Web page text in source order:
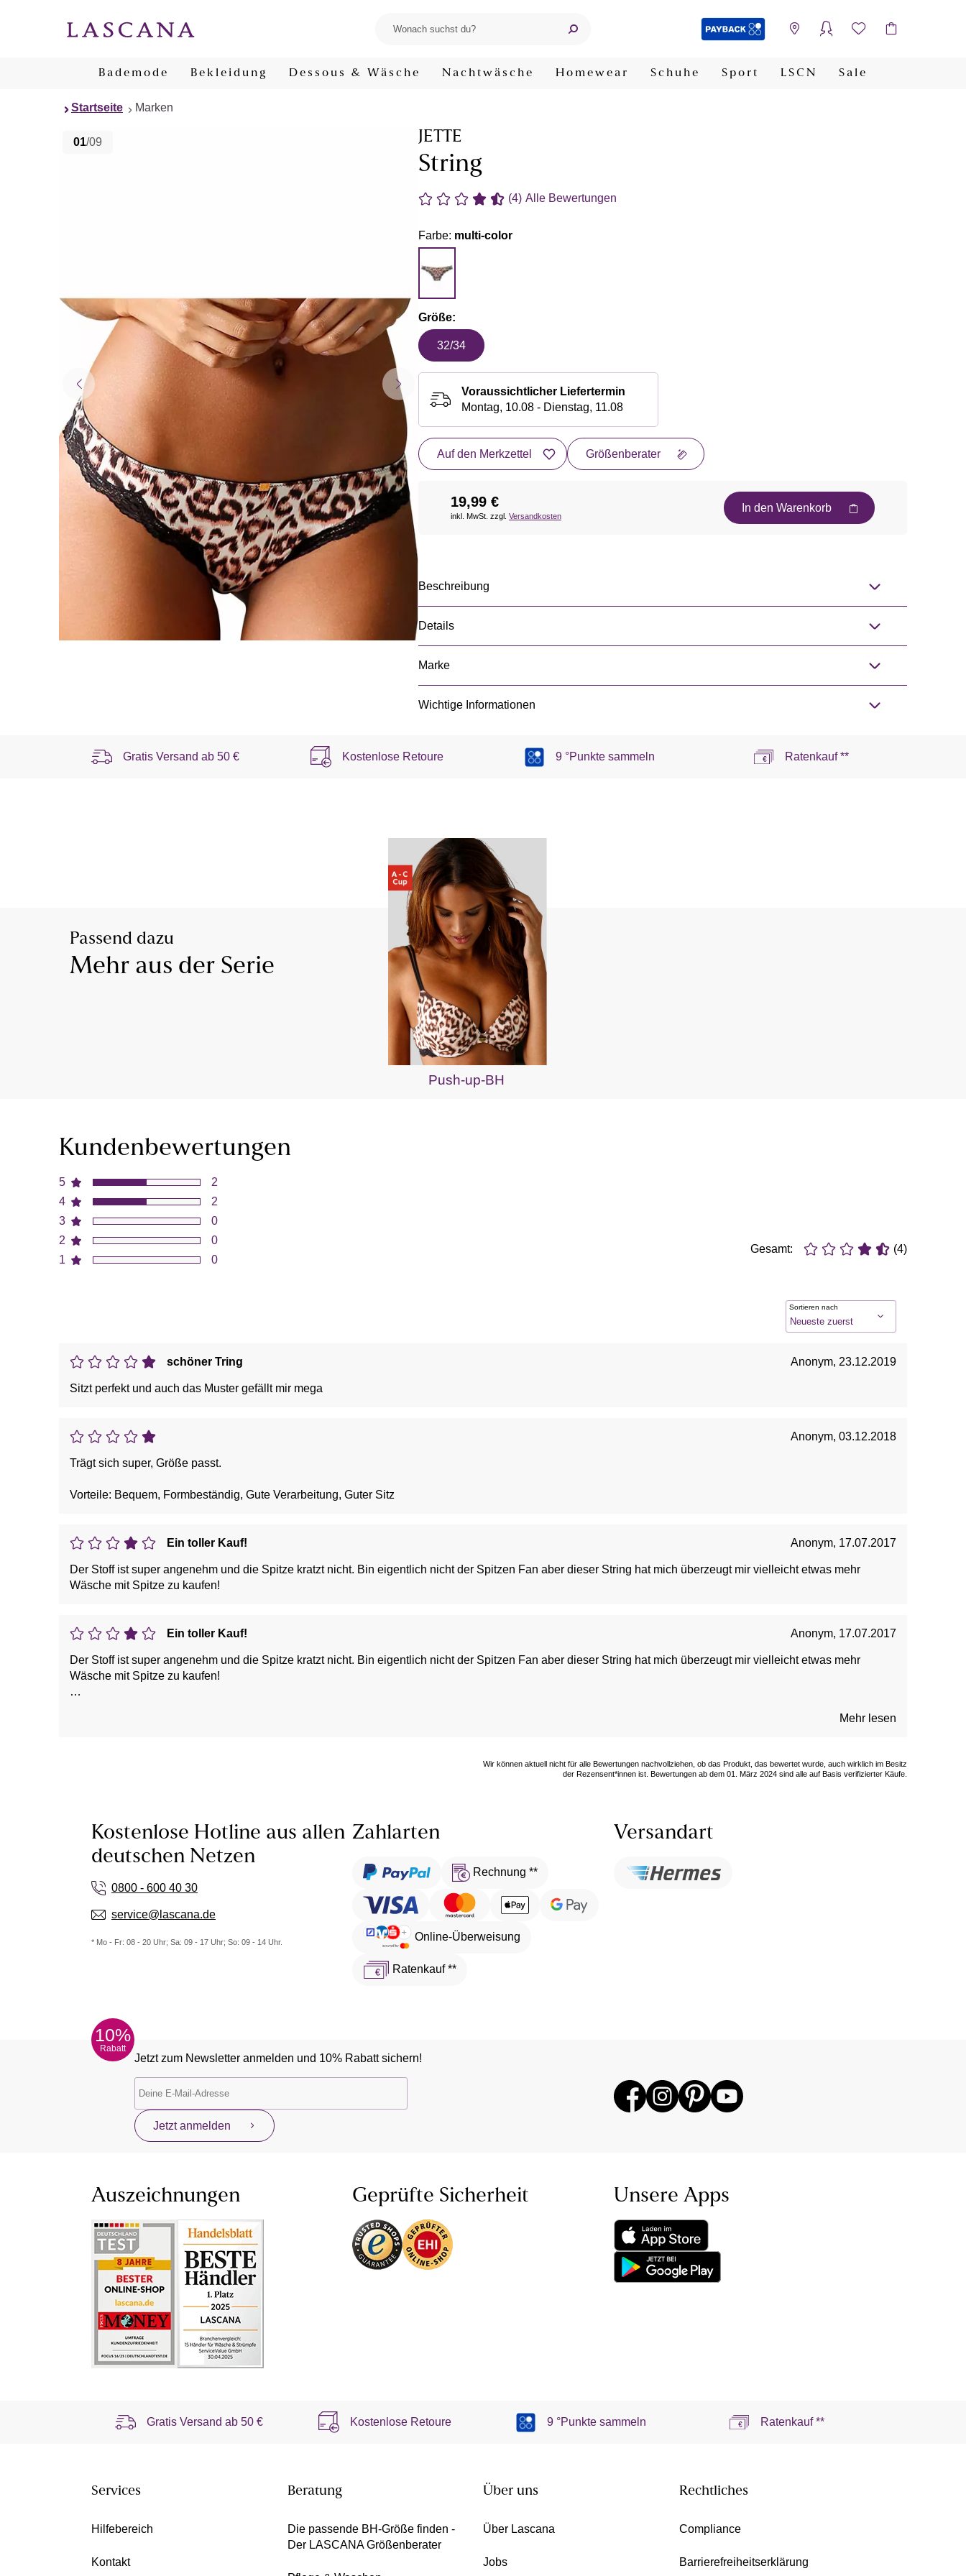
Bademode Bekleidung Dessous & Wäsche Nachtwäsche Homewear Schuhe Sport LSCN Sale
Startseite Marken
01/09 JETTE
String
(4) Alle Bewertungen
Farbe: multi-color
Größe:
32/34
Voraussichtlicher Liefertermin
Montag, 10.08 - Dienstag, 11.08
Auf den Merkzettel Größenberater
19,99 €
inkl. MwSt. zzgl. Versandkosten
In den Warenkorb
Beschreibung
Details
Marke
Wichtige Informationen
Gratis Versand ab 50 € Kostenlose Retoure 9 °Punkte sammeln Ratenkauf **
Passend dazu
Mehr aus der Serie
Push-up-BH
Kundenbewertungen
5
4
3
2
1
2
2
0
0
0
Gesamt: (4)
Sortieren nach
schöner Tring Anonym, 23.12.2019
Sitzt perfekt und auch das Muster gefällt mir mega
Anonym, 03.12.2018
Trägt sich super, Größe passt.
Vorteile: Bequem, Formbeständig, Gute Verarbeitung, Guter Sitz
Ein toller Kauf! Anonym, 17.07.2017
Der Stoff ist super angenehm und die Spitze kratzt nicht. Bin eigentlich nicht der Spitzen Fan aber dieser String hat mich überzeugt mir vielleicht etwas mehr
Wäsche mit Spitze zu kaufen!
Ein toller Kauf! Anonym, 17.07.2017
Der Stoff ist super angenehm und die Spitze kratzt nicht. Bin eigentlich nicht der Spitzen Fan aber dieser String hat mich überzeugt mir vielleicht etwas mehr
Wäsche mit Spitze zu kaufen!
Mehr lesen
Wir können aktuell nicht für alle Bewertungen nachvollziehen, ob das Produkt, das bewertet wurde, auch wirklich im Besitz
der Rezensent*innen ist. Bewertungen ab dem 01. März 2024 sind alle auf Basis verifizierter Käufe.
Kostenlose Hotline aus allen
deutschen Netzen
0800 - 600 40 30
service@lascana.de
* Mo - Fr: 08 - 20 Uhr; Sa: 09 - 17 Uhr; So: 09 - 14 Uhr.
Zahlarten
Rechnung **
Online-Überweisung
Ratenkauf **
Versandart
10%
Rabatt
Jetzt zum Newsletter anmelden und 10% Rabatt sichern!
Jetzt anmelden
Auszeichnungen Geprüfte Sicherheit Unsere Apps
Gratis Versand ab50 € Kostenlose Retoure 9 °Punkte sammeln Ratenkauf **
Services
Hilfebereich
Kontakt
Beratung
Die passende BH-Größe finden -
Der LASCANA Größenberater
Über uns
Über Lascana
Jobs
Rechtliches
Compliance
Barrierefreiheitserklärung